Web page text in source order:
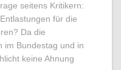
seitens Kritikern:
für die
Da die
im Bundestag und in
keine Ahnung